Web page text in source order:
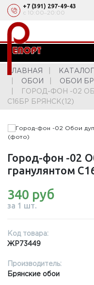
+7 (391) 297-49-43
с 10:00‒20:00
ГЛАВНАЯ КАТАЛОГ
ОБОИ
ОБОИ
ГОРОД-ФОН -02
С16БР БРЯНСК(12)
Город-фон -02
гранулянтом
340 руб
за 1 шт.
Код товара:
ЖР73449
Производитель:
Брянские обои